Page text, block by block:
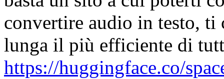
convertire audio in testo, ti
lunga il più efficiente di
https://huggingface.co/